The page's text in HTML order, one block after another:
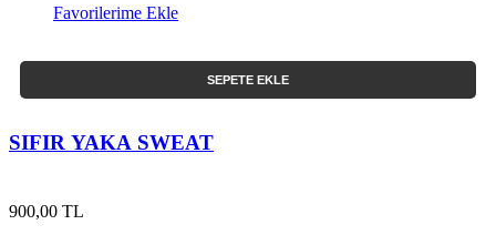
Favorilerime Ekle
SEPETE EKLE
SIFIR YAKA SWEAT
900,00 TL